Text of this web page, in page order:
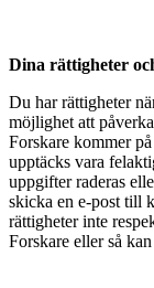
Dina rättigheter
Du har rättigheter
möjlighet att
Forskare kommer
upptäcks vara
uppgifter raderas
skicka en e-post till
rättigheter inte
Forskare eller så